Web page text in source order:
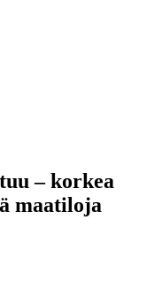
– korkea
maatiloja